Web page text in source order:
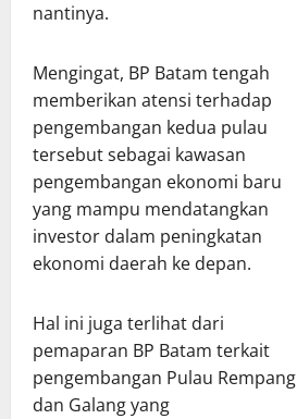
nantinya.
Mengingat, BP Batam tengah
memberikan atensi terhadap
pengembangan kedua pulau
tersebut sebagai kawasan
pengembangan ekonomi baru
yang mampu mendatangkan
investor dalam peningkatan
ekonomi daerah ke depan.
Hal ini juga terlihat dari
pemaparan BP Batam terkait
pengembangan Pulau Rempang
dan Galang yang